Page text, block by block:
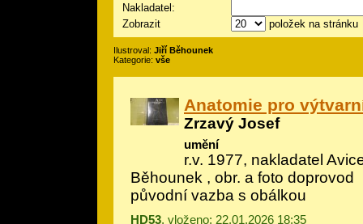
Nakladatel:
Zobrazit
položek na stránku
Ilustroval: Jiří Běhounek
Kategorie: vše
Anatomie pro
Zrzavý Josef
umění
r.v. 1977, nakladatel
Běhounek , obr. a foto doprovod
původní vazba s obálkou
HD53, vloženo: 22.01.2026 18:35